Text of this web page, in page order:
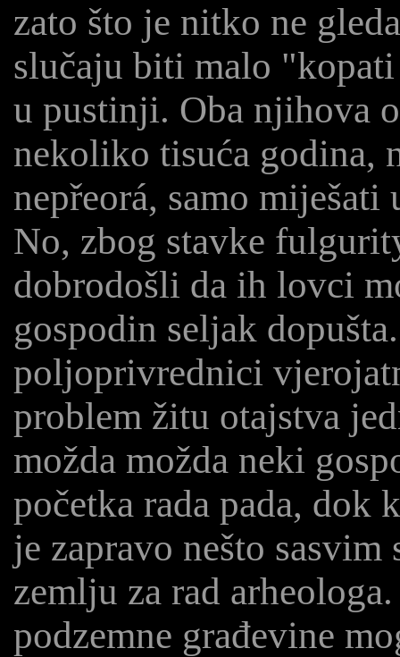
zato što je nitko ne
slučaju biti malo
u pustinji. Oba njihova
nekoliko tisuća godina,
nepřeorá, samo
No, zbog stavke
dobrodošli da ih lovci
gospodin seljak
poljoprivrednici
problem žitu otajstva
možda možda neki
početka rada pada, dok
je zapravo nešto
zemlju za rad
podzemne građevine